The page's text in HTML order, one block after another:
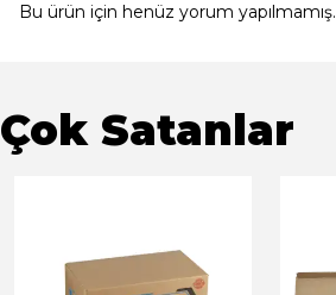
Bu ürün için henüz yorum yapılmamış.
Çok Satanlar